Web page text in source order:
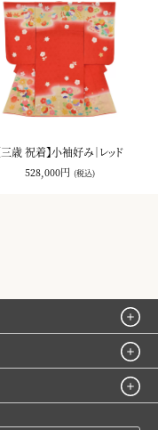
三歳 祝着】小袖好み｜レッド
528,000円 (税込)